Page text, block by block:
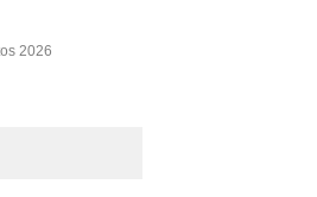
2026